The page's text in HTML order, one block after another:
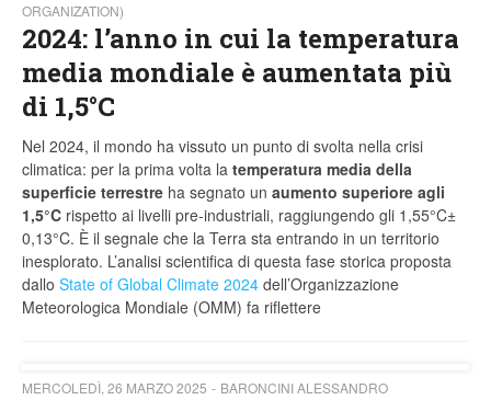
ORGANIZATION)
2024: l’anno in cui la temperatura
media mondiale è aumentata più
di 1,5°C
Nel 2024, il mondo ha vissuto un punto di svolta nella crisi
climatica: per la prima volta la temperatura media della
superficie terrestre ha segnato un aumento superiore agli
1,5°C rispetto ai livelli pre-industriali, raggiungendo gli 1,55°C±
0,13°C. È il segnale che la Terra sta entrando in un territorio
inesplorato. L’analisi scientifica di questa fase storica proposta
dallo State of Global Climate 2024 dell’Organizzazione
Meteorologica Mondiale (OMM) fa riflettere
MERCOLEDÌ, 26 MARZO 2025
BARONCINI ALESSANDRO